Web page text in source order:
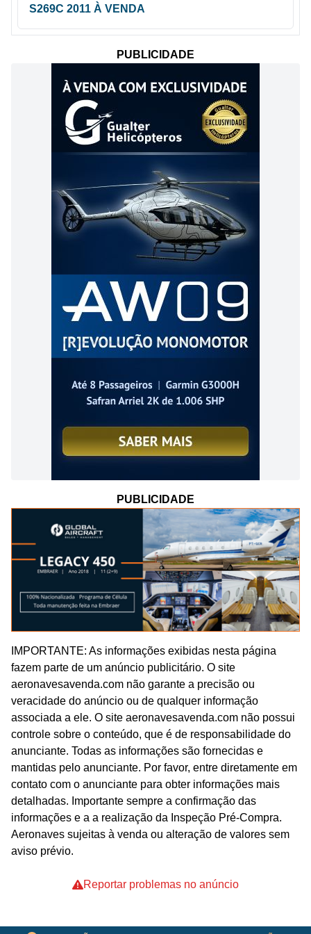
S269C 2011 À VENDA
PUBLICIDADE
PUBLICIDADE
IMPORTANTE: As informações exibidas nesta página
fazem parte de um anúncio publicitário. O site
aeronavesavenda.com não garante a precisão ou
veracidade do anúncio ou de qualquer informação
associada a ele. O site aeronavesavenda.com não possui
controle sobre o conteúdo, que é de responsabilidade do
anunciante. Todas as informações são fornecidas e
mantidas pelo anunciante. Por favor, entre diretamente em
contato com o anunciante para obter informações mais
detalhadas. Importante sempre a confirmação das
informações e a a realização da Inspeção Pré-Compra.
Aeronaves sujeitas à venda ou alteração de valores sem
aviso prévio.
Reportar problemas no anúncio